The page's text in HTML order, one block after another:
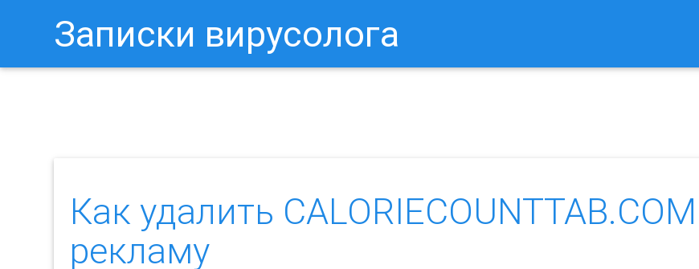
Записки вирусолога
Как удалить CALORIECOUNTTAB.COM
рекламу